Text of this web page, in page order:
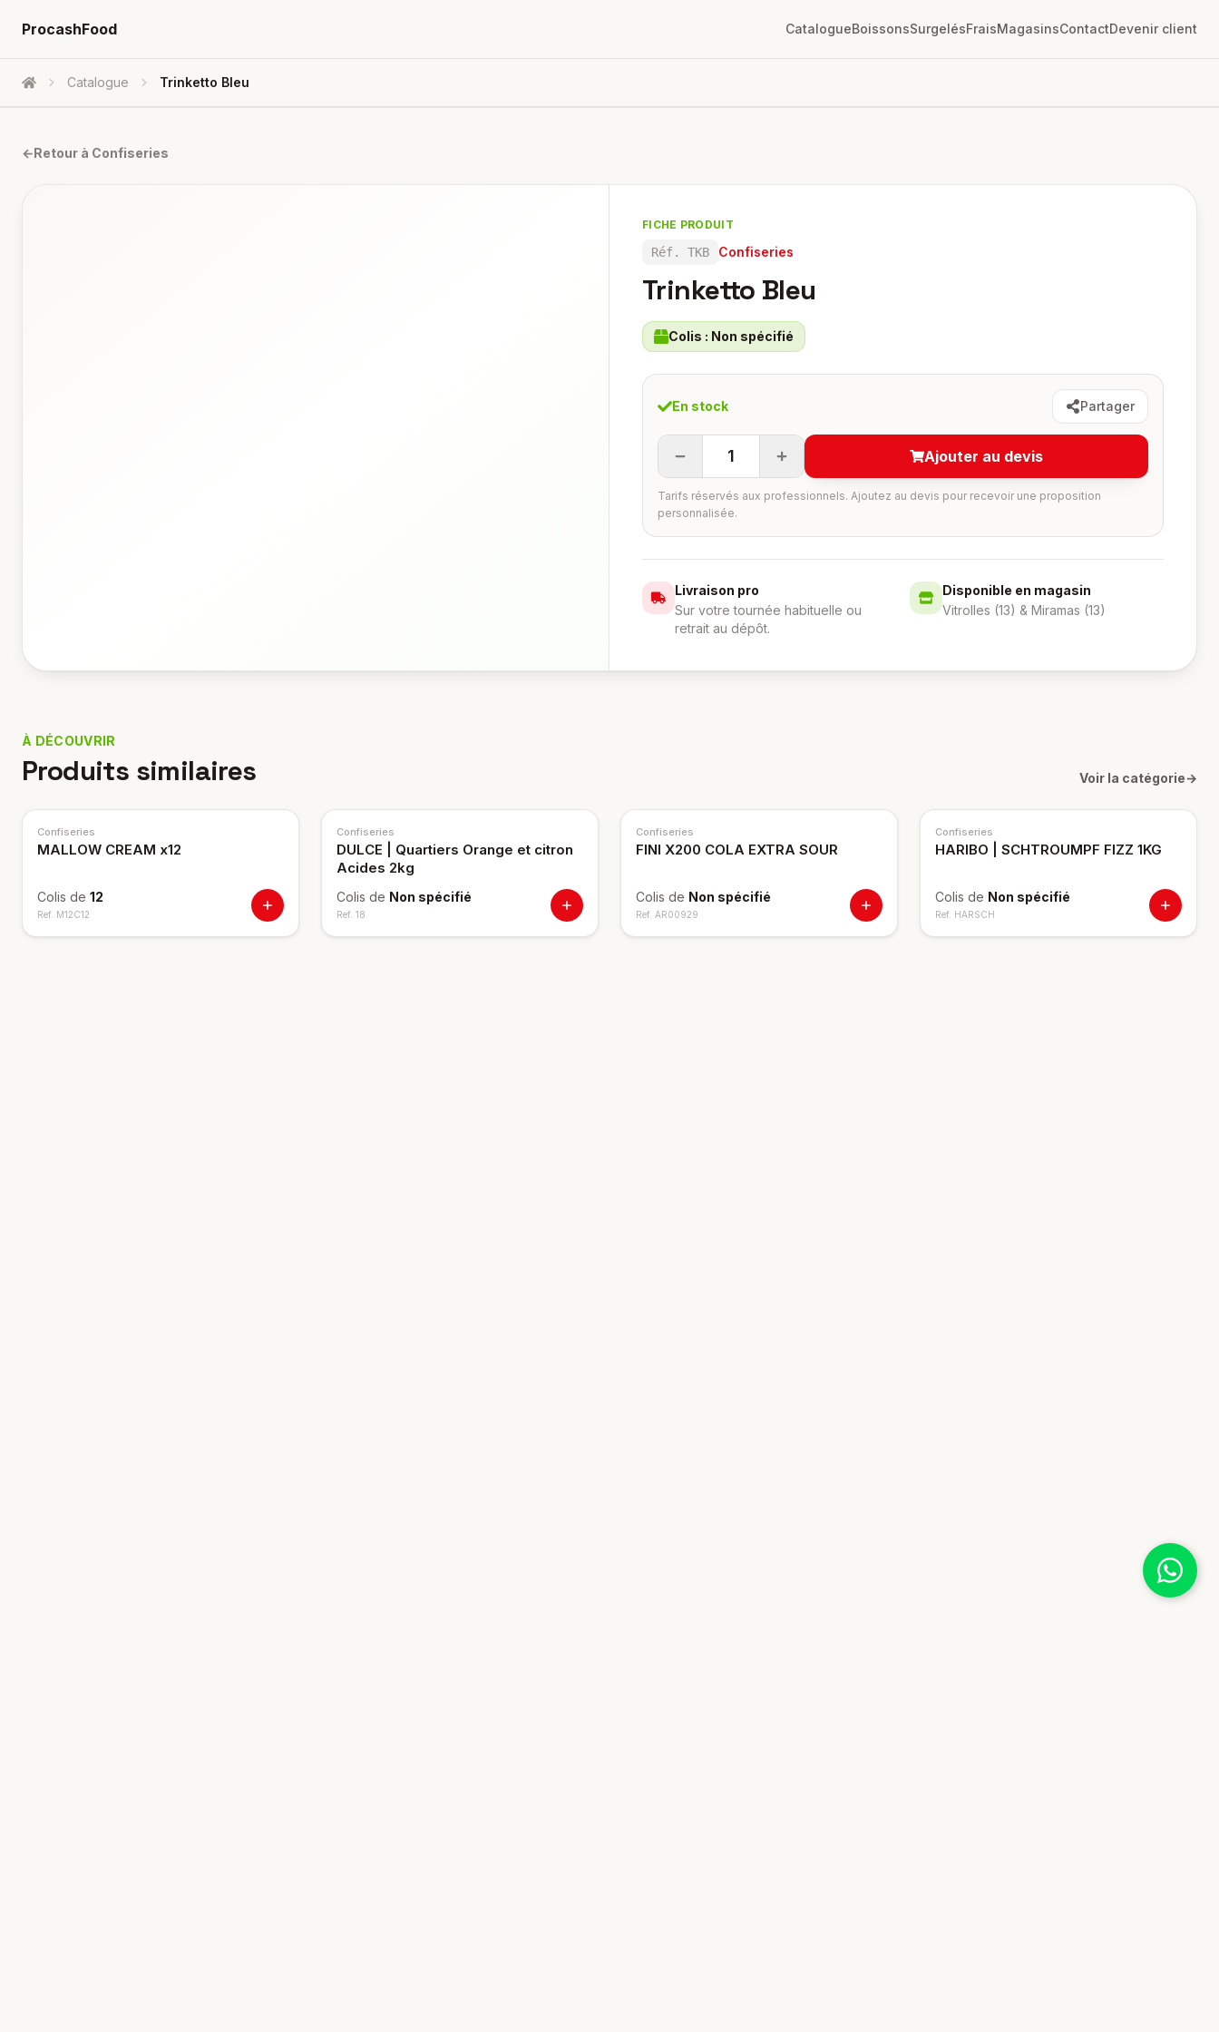
ProcashFood CatalogueBoissonsSurgelésFraisMagasinsContactDevenir client
Accueil Catalogue Trinketto Bleu
←Retour à Confiseries
FICHE PRODUIT
Réf. TKB Confiseries
Trinketto Bleu
Colis : Non spécifié
En stock Partager
1 Ajouter au devis
Tarifs réservés aux professionnels. Ajoutez au devis pour recevoir une proposition
personnalisée.
Livraison pro
Sur votre tournée habituelle ou
retrait au dépôt.
Disponible en magasin
Vitrolles (13) & Miramas (13)
À DÉCOUVRIR
Produits similaires Voir la catégorie→
Confiseries
MALLOW CREAM x12
Colis de 12
Ref. M12C12
Confiseries
DULCE | Quartiers Orange et citron
Acides 2kg
Colis de Non spécifié
Ref. 18
Confiseries
FINI X200 COLA EXTRA SOUR
Colis de Non spécifié
Ref. AR00929
Confiseries
HARIBO | SCHTROUMPF FIZZ 1KG
Colis de Non spécifié
Ref. HARSCH